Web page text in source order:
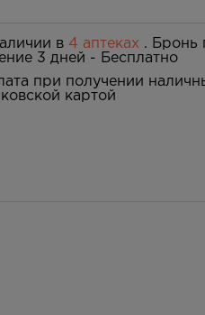
в 4 аптеках . Бронь
3 дней -
Бесплатно
при получении
картой